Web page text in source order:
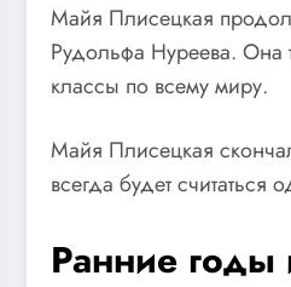
Майя Плисецкая
Рудольфа Нуреева. Она
классы по всему миру.
Майя Плисецкая
всегда будет
Ранние годы